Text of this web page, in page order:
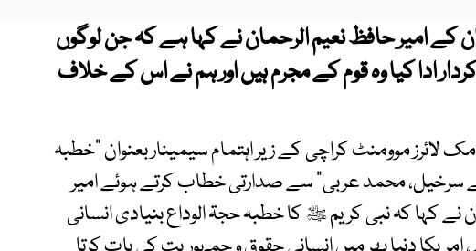
امیر حافظ نعیم الرحمان نے کہا ہے کہ جن لوگوں
کردار ادا کیا وہ قوم کے مجرم ہیں اور ہم نے اس کے خلاف
لائرز موومنٹ کراچی کے زیر اہتمام سیمینار بعنوان ”خطبہ
سرخیل، محمد عربی“ سے صدارتی خطاب کرتے ہوئے امیر
کہا کہ نبی کریم ﷺ کا خطبہ حجۃ الوداع بنیادی انسانی